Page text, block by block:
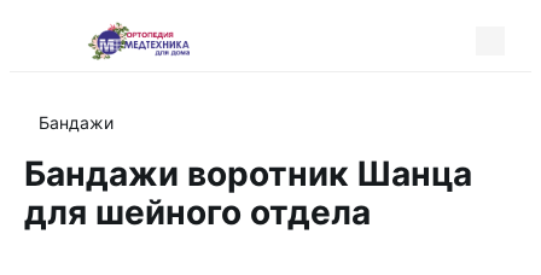
Бандажи
Бандажи воротник Шанца
для шейного отдела